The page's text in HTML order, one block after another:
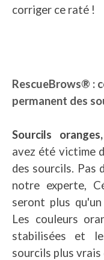
corriger ce raté !
RescueBrows® :
permanent des
Sourcils
avez été victime
des sourcils. Pas
notre experte,
seront plus
Les couleurs
stabilisées et
sourcils plus vrais